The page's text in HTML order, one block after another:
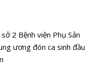
sở 2 Bệnh viện Phụ Sản
ương đón ca sinh đầu